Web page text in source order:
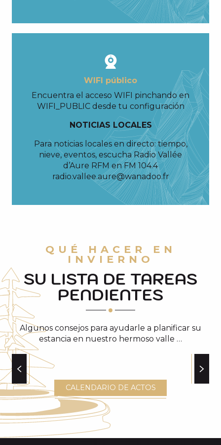
WIFI público
Encuentra el acceso WIFI pinchando en
WIFI_PUBLIC desde tu configuración
NOTICIAS LOCALES
Para noticias locales en directo: tiempo,
nieve, eventos, escucha Radio Vallée
d’Aure RFM en FM 104.4
radio.vallee.aure@wanadoo.fr
QUÉ HACER EN
INVIERNO
SU LISTA DE TAREAS
PENDIENTES
Algunos consejos para ayudarle a planificar su
estancia en nuestro hermoso valle …
PRODUCTOS IMPRESCINDIBLES PARA
TRAER DE VACACIONES
CALENDARIO DE ACTOS